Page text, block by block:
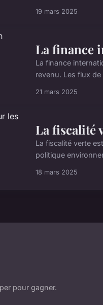
19 mars 2025
La finance
La finance
revenu. Les flux
21 mars 2025
La fiscalité
La fiscalité verte
politique
18 mars 2025
pour gagner.